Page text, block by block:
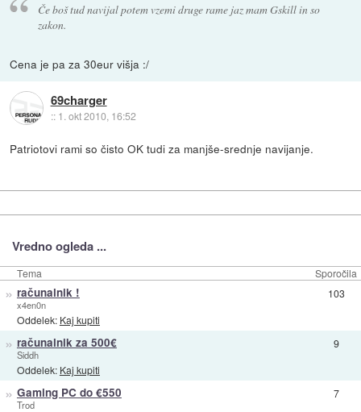
Če boš tud navijal potem vzemi druge rame jaz mam Gskill in so
zakon.
Cena je pa za 30eur višja :/
69charger
:: 1. okt 2010, 16:52
Patriotovi rami so čisto OK tudi za manjše-srednje navijanje.
Vredno ogleda ...
Tema Sporočila
» računalnik !
x4en0n
Oddelek: Kaj kupiti
103
» računalnik za 500€
Siddh
Oddelek: Kaj kupiti
9
» Gaming PC do €550
Trod
7